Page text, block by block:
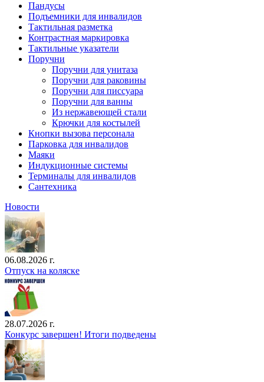
Пандусы
Подъемники для инвалидов
Тактильная разметка
Контрастная маркировка
Тактильные указатели
Поручни
Поручни для унитаза
Поручни для раковины
Поручни для писсуара
Поручни для ванны
Из нержавеющей стали
Крючки для костылей
Кнопки вызова персонала
Парковка для инвалидов
Маяки
Индукционные системы
Терминалы для инвалидов
Сантехника
Новости
06.08.2026 г.
Отпуск на коляске
28.07.2026 г.
Конкурс завершен! Итоги подведены